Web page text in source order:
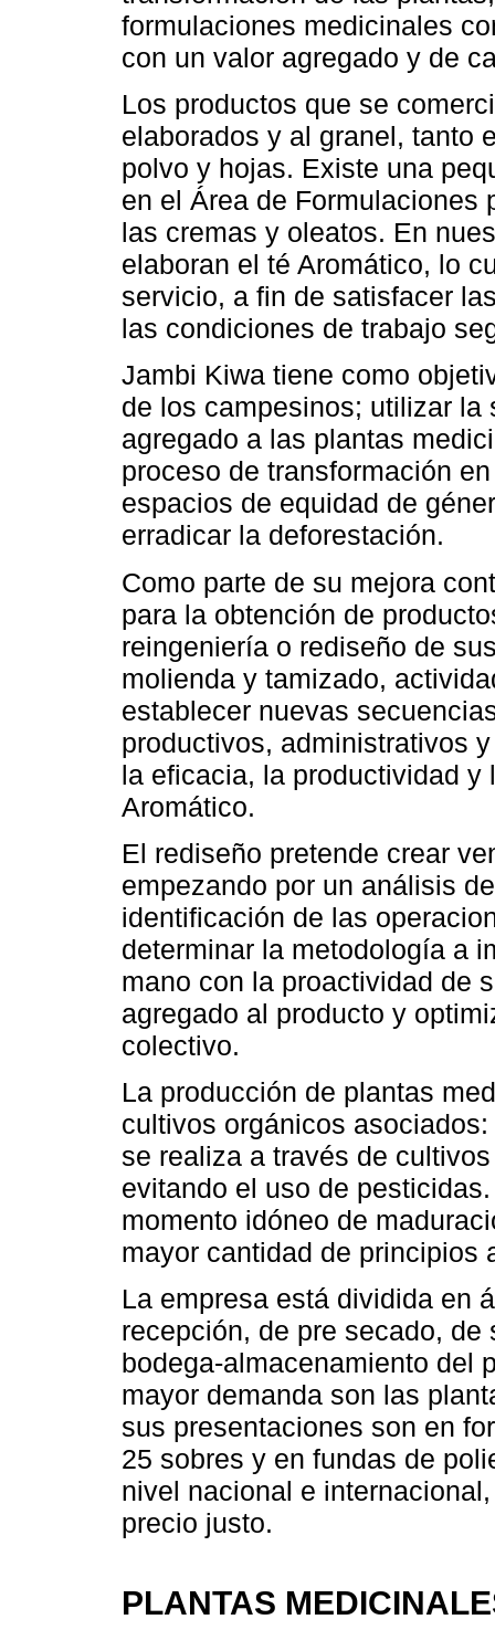
formulaciones medicinales
con un valor agregado y de
Los productos que se
elaborados y al granel, tanto
polvo y hojas. Existe una
en el Área de Formulaciones
las cremas y oleatos. En
elaboran el té Aromático, lo
servicio, a fin de satisfacer
las condiciones de trabajo
Jambi Kiwa tiene como
de los campesinos; utilizar
agregado a las plantas
proceso de transformación
espacios de equidad de
erradicar la deforestación.
Como parte de su mejora
para la obtención de
reingeniería o rediseño de
molienda y tamizado,
establecer nuevas
productivos, administrativos
la eficacia, la productividad
Aromático.
El rediseño pretende crear
empezando por un análisis
identificación de las
determinar la metodología a
mano con la proactividad de
agregado al producto y
colectivo.
La producción de plantas
cultivos orgánicos
se realiza a través de
evitando el uso de
momento idóneo de
mayor cantidad de principios
La empresa está dividida en
recepción, de pre secado,
bodega-almacenamiento del
mayor demanda son las
sus presentaciones son en
25 sobres y en fundas de
nivel nacional e
precio justo.
PLANTAS